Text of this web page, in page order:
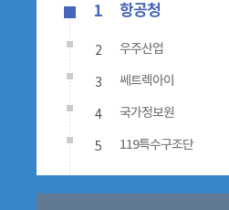
1 항공청
2 우주산업
3 쎄트렉아이
4 국가정보원
5 119특수구조단